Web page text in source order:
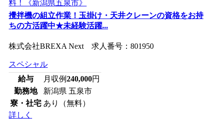
攪拌機の組立作業！玉掛け・天井クレーンの資格をお持
ちの方活躍中★未経験活躍...
株式会社BREXA Next 求人番号：801950
スペシャル
給与
月収例240,000円
勤務地
新潟県 五泉市
寮・社宅 あり（無料）
詳しく